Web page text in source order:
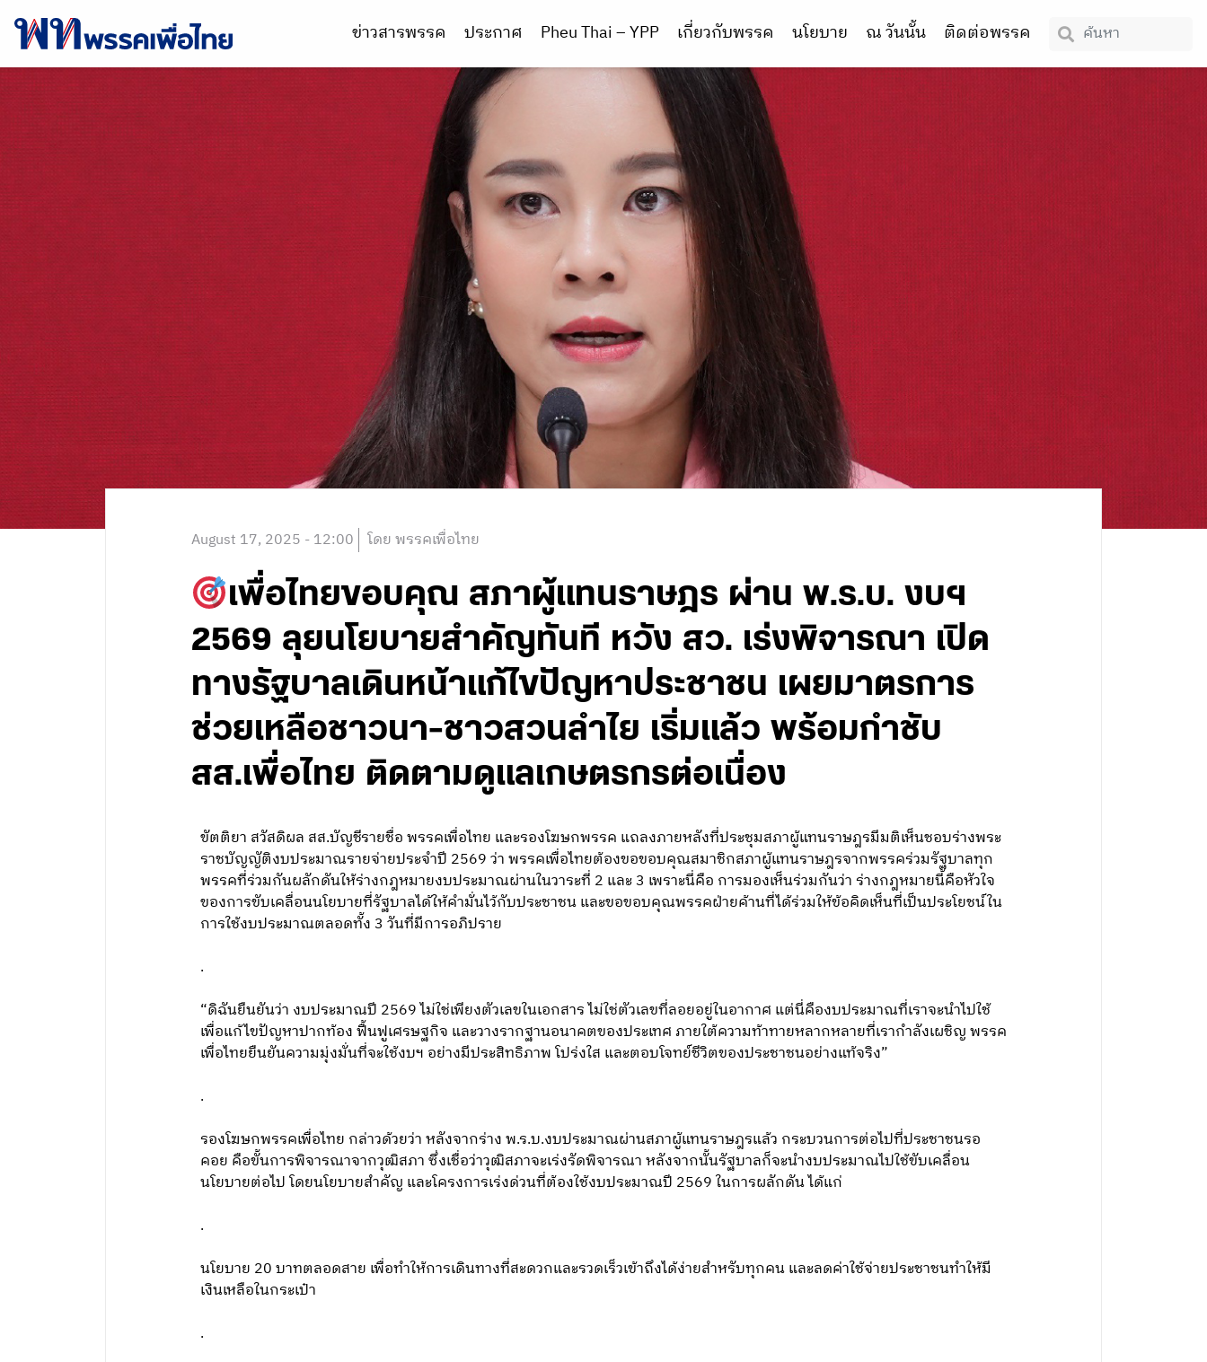
ข่าวสารพรรค ประกาศ Pheu Thai – YPP เกี่ยวกับพรรค นโยบาย ณ วันนั้น ติดต่อพรรค
August 17, 2025 - 12:00 โดย พรรคเพื่อไทย
เพื่อไทยขอบคุณ สภาผู้แทนราษฎร ผ่าน พ.ร.บ. งบฯ
2569 ลุยนโยบายสำคัญทันที หวัง สว. เร่งพิจารณา เปิด
ทางรัฐบาลเดินหน้าแก้ไขปัญหาประชาชน เผยมาตรการ
ช่วยเหลือชาวนา-ชาวสวนลำไย เริ่มแล้ว พร้อมกำชับ
สส.เพื่อไทย ติดตามดูแลเกษตรกรต่อเนื่อง
ขัตติยา สวัสดิผล สส.บัญชีรายชื่อ พรรคเพื่อไทย และรองโฆษกพรรค แถลงภายหลังที่ประชุมสภาผู้แทนราษฎรมีมติเห็นชอบร่างพระ
ราชบัญญัติงบประมาณรายจ่ายประจำปี 2569 ว่า พรรคเพื่อไทยต้องขอขอบคุณสมาชิกสภาผู้แทนราษฎรจากพรรคร่วมรัฐบาลทุก
พรรคที่ร่วมกันผลักดันให้ร่างกฎหมายงบประมาณผ่านในวาระที่ 2 และ 3 เพราะนี่คือ การมองเห็นร่วมกันว่า ร่างกฎหมายนี้คือหัวใจ
ของการขับเคลื่อนนโยบายที่รัฐบาลได้ให้คำมั่นไว้กับประชาชน และขอขอบคุณพรรคฝ่ายค้านที่ได้ร่วมให้ข้อคิดเห็นที่เป็นประโยชน์ใน
การใช้งบประมาณตลอดทั้ง 3 วันที่มีการอภิปราย
.
“ดิฉันยืนยันว่า งบประมาณปี 2569 ไม่ใช่เพียงตัวเลขในเอกสาร ไม่ใช่ตัวเลขที่ลอยอยู่ในอากาศ แต่นี่คืองบประมาณที่เราจะนำไปใช้
เพื่อแก้ไขปัญหาปากท้อง ฟื้นฟูเศรษฐกิจ และวางรากฐานอนาคตของประเทศ ภายใต้ความท้าทายหลากหลายที่เรากำลังเผชิญ พรรค
เพื่อไทยยืนยันความมุ่งมั่นที่จะใช้งบฯ อย่างมีประสิทธิภาพ โปร่งใส และตอบโจทย์ชีวิตของประชาชนอย่างแท้จริง”
.
รองโฆษกพรรคเพื่อไทย กล่าวด้วยว่า หลังจากร่าง พ.ร.บ.งบประมาณผ่านสภาผู้แทนราษฎรแล้ว กระบวนการต่อไปที่ประชาชนรอ
คอย คือขั้นการพิจารณาจากวุฒิสภา ซึ่งเชื่อว่าวุฒิสภาจะเร่งรัดพิจารณา หลังจากนั้นรัฐบาลก็จะนำงบประมาณไปใช้ขับเคลื่อน
นโยบายต่อไป โดยนโยบายสำคัญ และโครงการเร่งด่วนที่ต้องใช้งบประมาณปี 2569 ในการผลักดัน ได้แก่
.
นโยบาย 20 บาทตลอดสาย เพื่อทำให้การเดินทางที่สะดวกและรวดเร็วเข้าถึงได้ง่ายสำหรับทุกคน และลดค่าใช้จ่ายประชาชนทำให้มี
เงินเหลือในกระเป๋า
.